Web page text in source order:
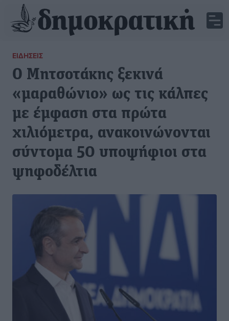
ΕΙΔΉΣΕΙΣ
Ο Μητσοτάκης ξεκινά
«μαραθώνιο» ως τις κάλπες
με έμφαση στα πρώτα
χιλιόμετρα, ανακοινώνονται
σύντομα 50 υποψήφιοι στα
ψηφοδέλτια